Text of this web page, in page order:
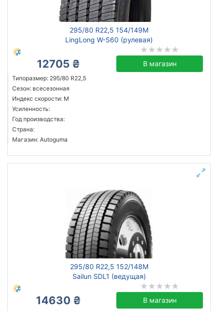
295/80 R22,5 154/149M
LingLong W-S60 (рулевая)
12705 ₴ В магазин
Типоразмер: 295/80 R22,5
Сезон: всесезонная
Индекс скорости: M
Усиленность:
Год производства:
Страна:
Магазин: Autoguma
295/80 R22,5 152/148M
Sailun SDL1 (ведущая)
14630 ₴ В магазин
Подобрать